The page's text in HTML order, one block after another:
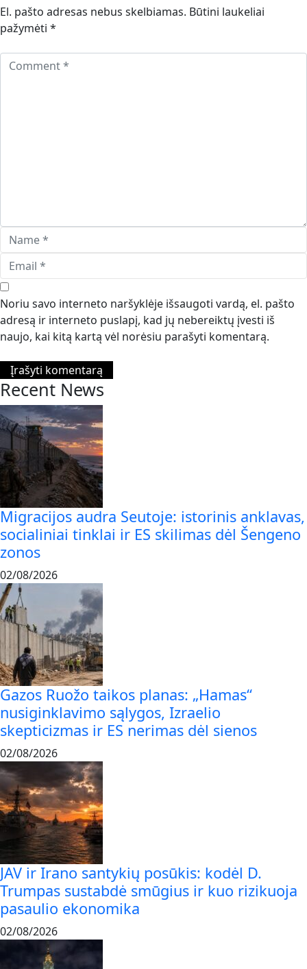
El. pašto adresas nebus skelbiamas. Būtini laukeliai
pažymėti *
Noriu savo interneto naršyklėje išsaugoti vardą, el. pašto
adresą ir interneto puslapį, kad jų nebereiktų įvesti iš
naujo, kai kitą kartą vėl norėsiu parašyti komentarą.
Recent News
Migracijos audra Seutoje: istorinis anklavas,
socialiniai tinklai ir ES skilimas dėl Šengeno
zonos
02/08/2026
Gazos Ruožo taikos planas: „Hamas“
nusiginklavimo sąlygos, Izraelio
skepticizmas ir ES nerimas dėl sienos
02/08/2026
JAV ir Irano santykių posūkis: kodėl D.
Trumpas sustabdė smūgius ir kuo rizikuoja
pasaulio ekonomika
02/08/2026